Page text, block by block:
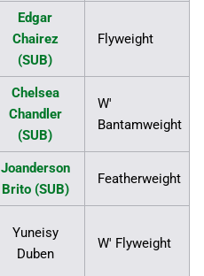
Edgar
Chairez
(SUB)
Flyweight
Chelsea
Chandler
(SUB)
W'
Bantamweight
Joanderson
Brito (SUB)
Featherweight
Yuneisy
Duben
W' Flyweight